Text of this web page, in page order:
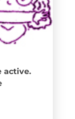
active.